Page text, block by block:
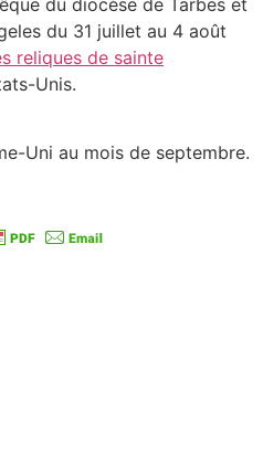
du 31 juillet au 4 août
reliques de sainte
Unis.
Uni au mois de septembre.